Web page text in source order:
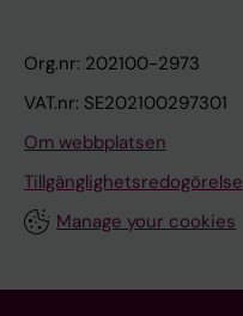
Org.nr: 202100-2973
VAT.nr: SE202100297301
Om webbplatsen
Tillgänglighetsredogörelse
Manage your cookies